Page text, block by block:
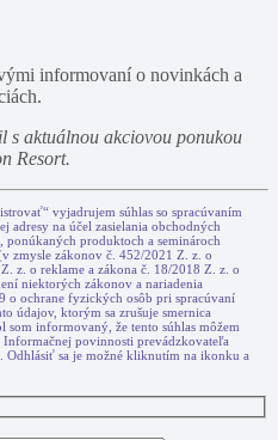
informovaní o novinkách a
s aktuálnou akciovou ponukou
Resort.
vyjadrujem súhlas so spracúvaním
adresy na účel zasielania obchodných
produktoch a seminároch
zmysle zákonov č. 452/2021 Z. z. o
z. o reklame a zákona č. 18/2018 Z. z. o
niektorých zákonov a nariadenia
o ochrane fyzických osôb pri spracúvaní
údajov, ktorým sa zrušuje smernica
informovaný, že tento súhlas môžem
povinnosti prevádzkovateľa
Odhlásiť sa je možné kliknutím na ikonku a